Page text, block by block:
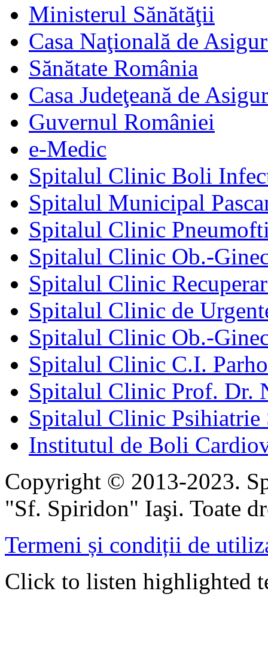
Ministerul Sănătăţii
Casa Naţională de
Sănătate România
Casa Judeţeană de
Guvernul României
e-Medic
Spitalul Clinic Boli
Spitalul Municipal
Spitalul Clinic
Spitalul Clinic Ob.-
Spitalul Clinic
Spitalul Clinic de
Spitalul Clinic Ob.-
Spitalul Clinic C.I.
Spitalul Clinic Prof. Dr.
Spitalul Clinic Psihiatrie
Institutul de Boli
Copyright © 2013-2023.
"Sf. Spiridon" Iaşi. Toate
Termeni și condiții de
Click to listen highlighted